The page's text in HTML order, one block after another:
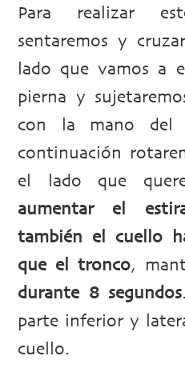
Para realizar
sentaremos y
lado que vamos a
pierna y
con la mano del
continuación
el lado que
aumentar el
también el cuello
que el tronco,
durante 8 segundos
parte inferior y
cuello.